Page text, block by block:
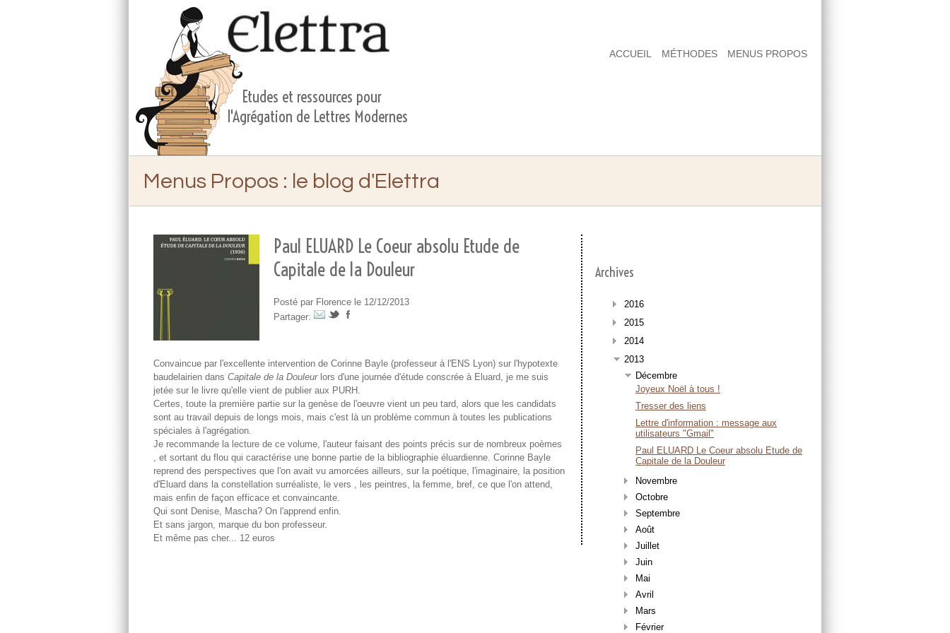
Etudes et ressources pour
l'Agrégation de Lettres Modernes
ACCUEIL MÉTHODES MENUS PROPOS
Menus Propos: le blog d'Elettra
Elettra > MENUS PROPOS Paul ELUARD Le Coeur absolu Etude de Capitale de la Douleur
Paul ELUARD Le Coeur absolu Etude de
Capitale de la Douleur
Posté par Florence le 12/12/2013
Partager:
Convaincue par l'excellente intervention de Corinne Bayle (professeur à l'ENS Lyon) sur l'hypotexte
baudelairien dans Capitale de la Douleurlors d'une journée d'étude conscrée à Eluard, je me suis
jetée sur le livre qu'elle vient de publier aux PURH.
Certes, toute la première partie sur la genèse de l'oeuvre vient un peu tard, alors que les candidats
sont au travail depuis de longs mois, mais c'est là un problème commun à toutes les publications
spéciales à l'agrégation.
Je recommande la lecture de ce volume, l'auteur faisant des points précis sur de nombreux poèmes
, et sortant du flou qui caractérise une bonne partie de la bibliographie éluardienne. Corinne Bayle
reprend des perspectives que l'on avait vu amorcées ailleurs, sur la poétique, l'imaginaire, la position
d'Eluard dans la constellation surréaliste, le vers , les peintres, la femme, bref, ce que l'on attend,
mais enfin de façon efficace et convaincante.
Qui sont Denise, Mascha? On l'apprend enfin.
Et sans jargon, marque du bon professeur.
Et même pas cher... 12 euros
Archives
2016
2015
2014
2013
Décembre
Joyeux Noël à tous !
Tresser des liens
Lettre d'information : message aux
utilisateurs "Gmail"
Paul ELUARD Le Coeur absolu Etude de
Capitale de la Douleur
Novembre
Octobre
Septembre
Août
Juillet
Juin
Mai
Avril
Mars
Février